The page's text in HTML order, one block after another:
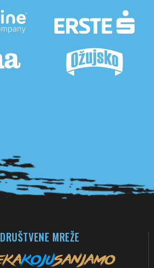
DRUŠTVENE MREŽE